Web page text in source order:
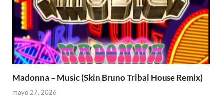
Madonna – Music (Skin Bruno Tribal House Remix)
mayo 27, 2026